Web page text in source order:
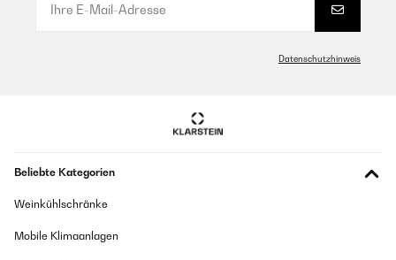
Datenschutzhinweis
Beliebte Kategorien
Weinkühlschränke
Mobile Klimaanlagen